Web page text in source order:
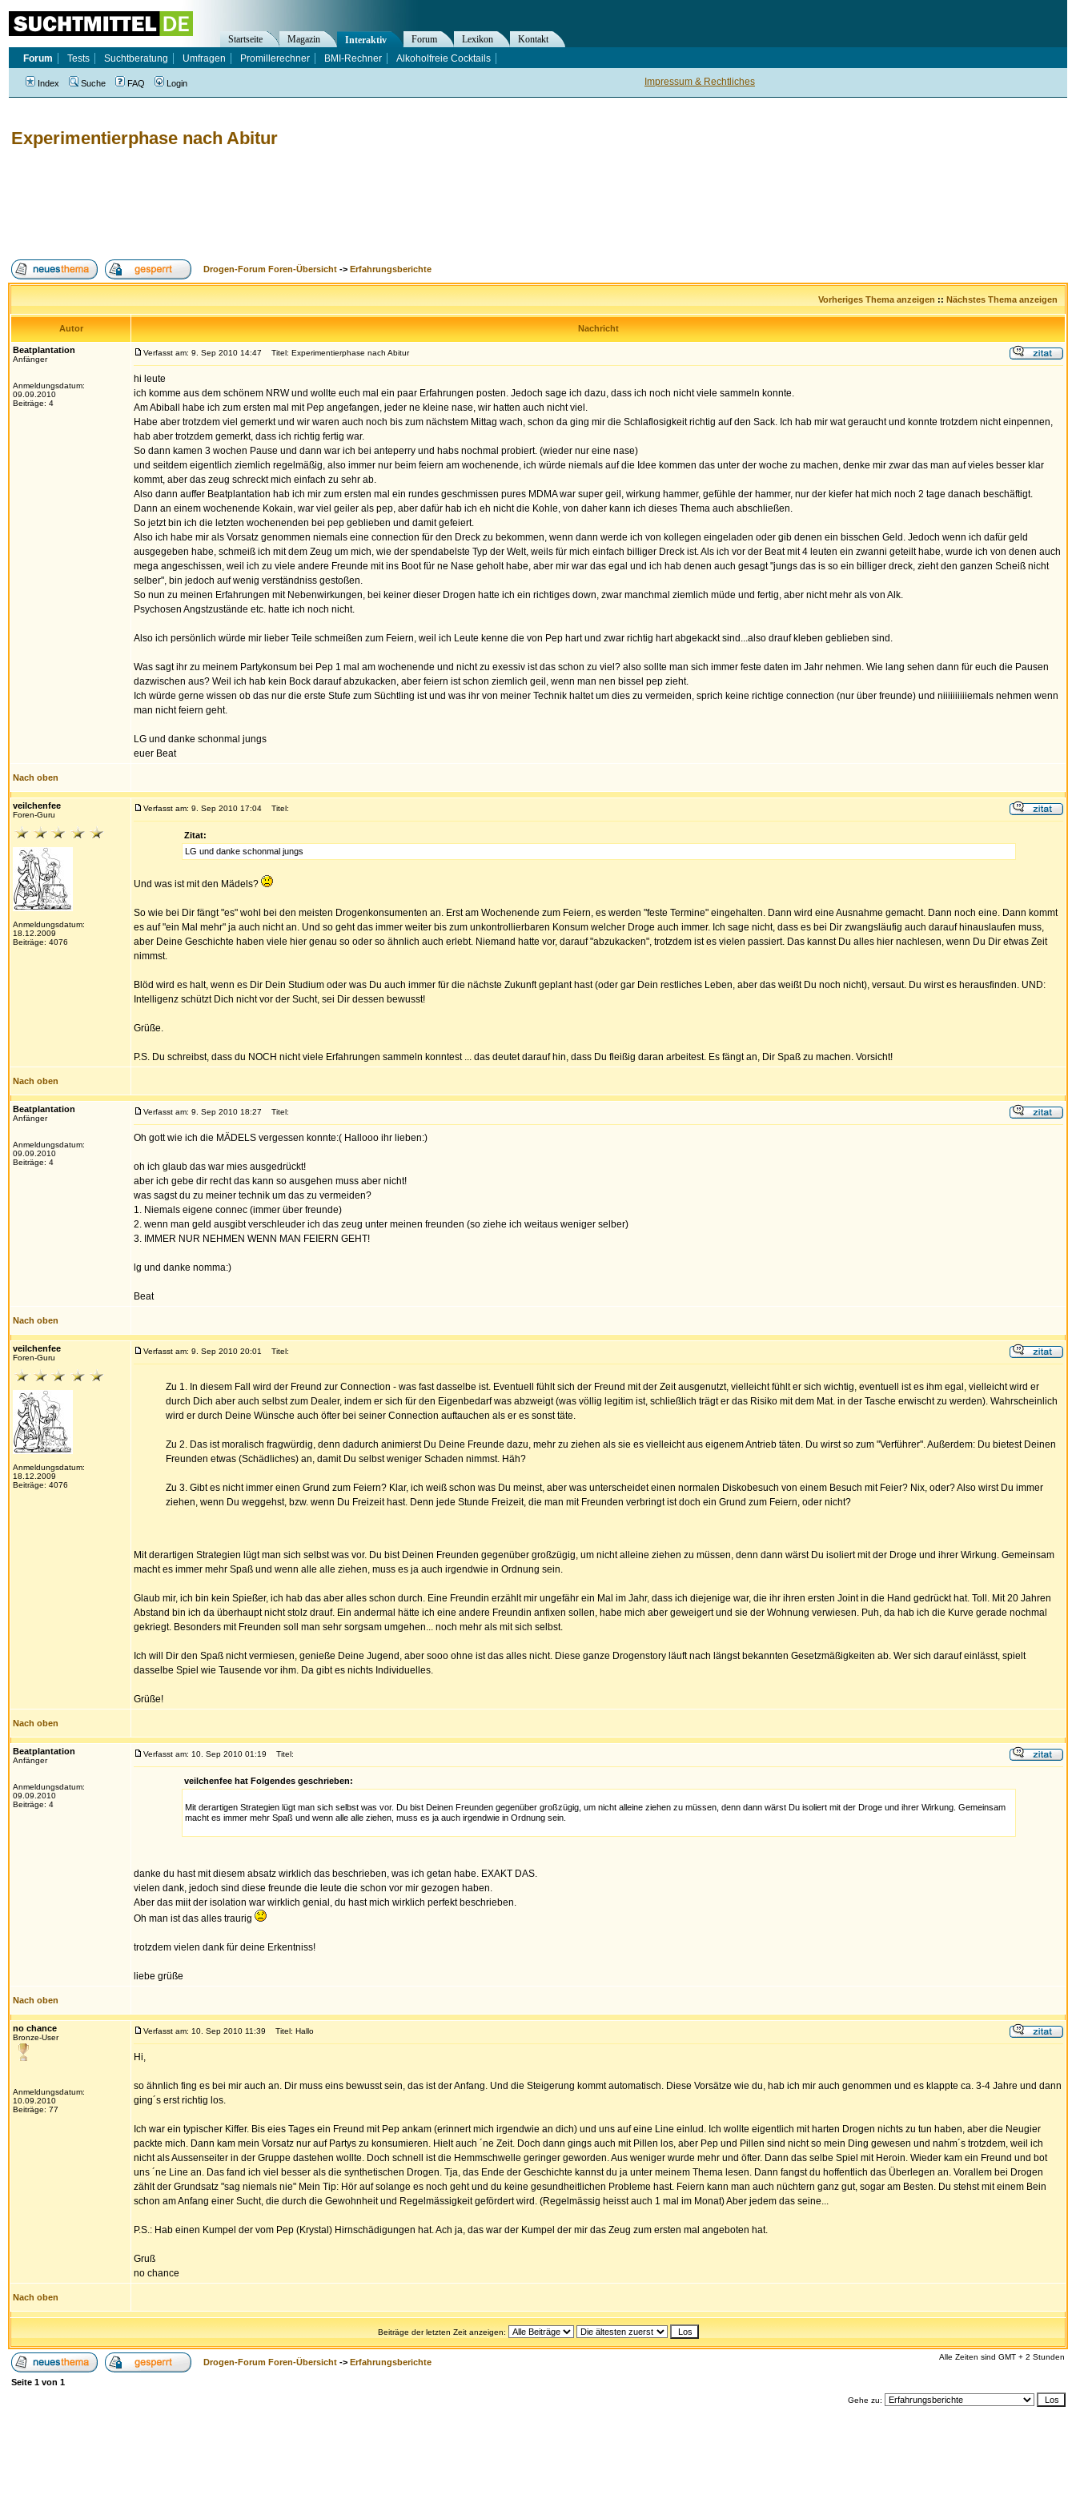
Experimentierphase nach Abitur
Drogen-Forum Foren-Übersicht -> Erfahrungsberichte
Vorheriges Thema anzeigen :: Nächstes Thema anzeigen
Autor Nachricht
Beatplantation
Anfänger
Anmeldungsdatum:
09.09.2010
Beiträge: 4
Verfasst am: 9. Sep 2010 14:47 Titel: Experimentierphase nach Abitur
hi leute
ich komme aus dem schönem NRW und wollte euch mal ein paar Erfahrungen posten. Jedoch sage ich dazu, dass ich noch nicht viele sammeln konnte.
Am Abiball habe ich zum ersten mal mit Pep angefangen, jeder ne kleine nase, wir hatten auch nicht viel.
Habe aber trotzdem viel gemerkt und wir waren auch noch bis zum nächstem Mittag wach, schon da ging mir die Schlaflosigkeit richtig auf den Sack. Ich hab mir wat geraucht und konnte trotzdem nicht einpennen,
hab aber trotzdem gemerkt, dass ich richtig fertig war.
So dann kamen 3 wochen Pause und dann war ich bei anteperry und habs nochmal probiert. (wieder nur eine nase)
und seitdem eigentlich ziemlich regelmäßig, also immer nur beim feiern am wochenende, ich würde niemals auf die Idee kommen das unter der woche zu machen, denke mir zwar das man auf vieles besser klar
kommt, aber das zeug schreckt mich einfach zu sehr ab.
Also dann auffer Beatplantation hab ich mir zum ersten mal ein rundes geschmissen pures MDMA war super geil, wirkung hammer, gefühle der hammer, nur der kiefer hat mich noch 2 tage danach beschäftigt.
Dann an einem wochenende Kokain, war viel geiler als pep, aber dafür hab ich eh nicht die Kohle, von daher kann ich dieses Thema auch abschließen.
So jetzt bin ich die letzten wochenenden bei pep geblieben und damit gefeiert.
Also ich habe mir als Vorsatz genommen niemals eine connection für den Dreck zu bekommen, wenn dann werde ich von kollegen eingeladen oder gib denen ein bisschen Geld. Jedoch wenn ich dafür geld
ausgegeben habe, schmeiß ich mit dem Zeug um mich, wie der spendabelste Typ der Welt, weils für mich einfach billiger Dreck ist. Als ich vor der Beat mit 4 leuten ein zwanni geteilt habe, wurde ich von denen auch
mega angeschissen, weil ich zu viele andere Freunde mit ins Boot für ne Nase geholt habe, aber mir war das egal und ich hab denen auch gesagt "jungs das is so ein billiger dreck, zieht den ganzen Scheiß nicht
selber", bin jedoch auf wenig verständniss gestoßen.
So nun zu meinen Erfahrungen mit Nebenwirkungen, bei keiner dieser Drogen hatte ich ein richtiges down, zwar manchmal ziemlich müde und fertig, aber nicht mehr als von Alk.
Psychosen Angstzustände etc. hatte ich noch nicht.
Also ich persönlich würde mir lieber Teile schmeißen zum Feiern, weil ich Leute kenne die von Pep hart und zwar richtig hart abgekackt sind...also drauf kleben geblieben sind.
Was sagt ihr zu meinem Partykonsum bei Pep 1 mal am wochenende und nicht zu exessiv ist das schon zu viel? also sollte man sich immer feste daten im Jahr nehmen. Wie lang sehen dann für euch die Pausen
dazwischen aus? Weil ich hab kein Bock darauf abzukacken, aber feiern ist schon ziemlich geil, wenn man nen bissel pep zieht.
Ich würde gerne wissen ob das nur die erste Stufe zum Süchtling ist und was ihr von meiner Technik haltet um dies zu vermeiden, sprich keine richtige connection (nur über freunde) und niiiiiiiiiiemals nehmen wenn
man nicht feiern geht.
LG und danke schonmal jungs
euer Beat
Nach oben
veilchenfee
Foren-Guru
Anmeldungsdatum:
18.12.2009
Beiträge: 4076
Verfasst am: 9. Sep 2010 17:04 Titel:
Zitat:
LG und danke schonmal jungs
Und was ist mit den Mädels?
So wie bei Dir fängt "es" wohl bei den meisten Drogenkonsumenten an. Erst am Wochenende zum Feiern, es werden "feste Termine" eingehalten. Dann wird eine Ausnahme gemacht. Dann noch eine. Dann kommt
es auf "ein Mal mehr" ja auch nicht an. Und so geht das immer weiter bis zum unkontrollierbaren Konsum welcher Droge auch immer. Ich sage nicht, dass es bei Dir zwangsläufig auch darauf hinauslaufen muss,
aber Deine Geschichte haben viele hier genau so oder so ähnlich auch erlebt. Niemand hatte vor, darauf "abzukacken", trotzdem ist es vielen passiert. Das kannst Du alles hier nachlesen, wenn Du Dir etwas Zeit
nimmst.
Blöd wird es halt, wenn es Dir Dein Studium oder was Du auch immer für die nächste Zukunft geplant hast (oder gar Dein restliches Leben, aber das weißt Du noch nicht), versaut. Du wirst es herausfinden. UND:
Intelligenz schützt Dich nicht vor der Sucht, sei Dir dessen bewusst!
Grüße.
P.S. Du schreibst, dass du NOCH nicht viele Erfahrungen sammeln konntest ... das deutet darauf hin, dass Du fleißig daran arbeitest. Es fängt an, Dir Spaß zu machen. Vorsicht!
Nach oben
Beatplantation
Anfänger
Anmeldungsdatum:
09.09.2010
Beiträge: 4
Verfasst am: 9. Sep 2010 18:27 Titel:
Oh gott wie ich die MÄDELS vergessen konnte:( Hallooo ihr lieben:)
oh ich glaub das war mies ausgedrückt!
aber ich gebe dir recht das kann so ausgehen muss aber nicht!
was sagst du zu meiner technik um das zu vermeiden?
1. Niemals eigene connec (immer über freunde)
2. wenn man geld ausgibt verschleuder ich das zeug unter meinen freunden (so ziehe ich weitaus weniger selber)
3. IMMER NUR NEHMEN WENN MAN FEIERN GEHT!
lg und danke nomma:)
Beat
Nach oben
veilchenfee
Foren-Guru
Anmeldungsdatum:
18.12.2009
Beiträge: 4076
Verfasst am: 9. Sep 2010 20:01 Titel:
Zu 1. In diesem Fall wird der Freund zur Connection - was fast dasselbe ist. Eventuell fühlt sich der Freund mit der Zeit ausgenutzt, vielleicht fühlt er sich wichtig, eventuell ist es ihm egal, vielleicht wird er
durch Dich aber auch selbst zum Dealer, indem er sich für den Eigenbedarf was abzweigt (was völlig legitim ist, schließlich trägt er das Risiko mit dem Mat. in der Tasche erwischt zu werden). Wahrscheinlich
wird er durch Deine Wünsche auch öfter bei seiner Connection auftauchen als er es sonst täte.
Zu 2. Das ist moralisch fragwürdig, denn dadurch animierst Du Deine Freunde dazu, mehr zu ziehen als sie es vielleicht aus eigenem Antrieb täten. Du wirst so zum "Verführer". Außerdem: Du bietest Deinen
Freunden etwas (Schädliches) an, damit Du selbst weniger Schaden nimmst. Häh?
Zu 3. Gibt es nicht immer einen Grund zum Feiern? Klar, ich weiß schon was Du meinst, aber was unterscheidet einen normalen Diskobesuch von einem Besuch mit Feier? Nix, oder? Also wirst Du immer
ziehen, wenn Du weggehst, bzw. wenn Du Freizeit hast. Denn jede Stunde Freizeit, die man mit Freunden verbringt ist doch ein Grund zum Feiern, oder nicht?
Mit derartigen Strategien lügt man sich selbst was vor. Du bist Deinen Freunden gegenüber großzügig, um nicht alleine ziehen zu müssen, denn dann wärst Du isoliert mit der Droge und ihrer Wirkung. Gemeinsam
macht es immer mehr Spaß und wenn alle alle ziehen, muss es ja auch irgendwie in Ordnung sein.
Glaub mir, ich bin kein Spießer, ich hab das aber alles schon durch. Eine Freundin erzählt mir ungefähr ein Mal im Jahr, dass ich diejenige war, die ihr ihren ersten Joint in die Hand gedrückt hat. Toll. Mit 20 Jahren
Abstand bin ich da überhaupt nicht stolz drauf. Ein andermal hätte ich eine andere Freundin anfixen sollen, habe mich aber geweigert und sie der Wohnung verwiesen. Puh, da hab ich die Kurve gerade nochmal
gekriegt. Besonders mit Freunden soll man sehr sorgsam umgehen... noch mehr als mit sich selbst.
Ich will Dir den Spaß nicht vermiesen, genieße Deine Jugend, aber sooo ohne ist das alles nicht. Diese ganze Drogenstory läuft nach längst bekannten Gesetzmäßigkeiten ab. Wer sich darauf einlässt, spielt
dasselbe Spiel wie Tausende vor ihm. Da gibt es nichts Individuelles.
Grüße!
Nach oben
Beatplantation
Anfänger
Anmeldungsdatum:
09.09.2010
Beiträge: 4
Verfasst am: 10. Sep 2010 01:19 Titel:
veilchenfee hat Folgendes geschrieben:
Mit derartigen Strategien lügt man sich selbst was vor. Du bist Deinen Freunden gegenüber großzügig, um nicht alleine ziehen zu müssen, denn dann wärst Du isoliert mit der Droge und ihrer Wirkung. Gemeinsam
macht es immer mehr Spaß und wenn alle alle ziehen, muss es ja auch irgendwie in Ordnung sein.
danke du hast mit diesem absatz wirklich das beschrieben, was ich getan habe. EXAKT DAS.
vielen dank, jedoch sind diese freunde die leute die schon vor mir gezogen haben.
Aber das miit der isolation war wirklich genial, du hast mich wirklich perfekt beschrieben.
Oh man ist das alles traurig
trotzdem vielen dank für deine Erkentniss!
liebe grüße
Nach oben
no chance
Bronze-User
Anmeldungsdatum:
10.09.2010
Beiträge: 77
Verfasst am: 10. Sep 2010 11:39 Titel: Hallo
Hi,
so ähnlich fing es bei mir auch an. Dir muss eins bewusst sein, das ist der Anfang. Und die Steigerung kommt automatisch. Diese Vorsätze wie du, hab ich mir auch genommen und es klappte ca. 3-4 Jahre und dann
ging´s erst richtig los.
Ich war ein typischer Kiffer. Bis eies Tages ein Freund mit Pep ankam (erinnert mich irgendwie an dich) und uns auf eine Line einlud. Ich wollte eigentlich mit harten Drogen nichts zu tun haben, aber die Neugier
packte mich. Dann kam mein Vorsatz nur auf Partys zu konsumieren. Hielt auch ´ne Zeit. Doch dann gings auch mit Pillen los, aber Pep und Pillen sind nicht so mein Ding gewesen und nahm´s trotzdem, weil ich
nicht als Aussenseiter in der Gruppe dastehen wollte. Doch schnell ist die Hemmschwelle geringer geworden. Aus weniger wurde mehr und öfter. Dann das selbe Spiel mit Heroin. Wieder kam ein Freund und bot
uns ´ne Line an. Das fand ich viel besser als die synthetischen Drogen. Tja, das Ende der Geschichte kannst du ja unter meinem Thema lesen. Dann fangst du hoffentlich das Überlegen an. Vorallem bei Drogen
zählt der Grundsatz "sag niemals nie" Mein Tip: Hör auf solange es noch geht und du keine gesundheitlichen Probleme hast. Feiern kann man auch nüchtern ganz gut, sogar am Besten. Du stehst mit einem Bein
schon am Anfang einer Sucht, die durch die Gewohnheit und Regelmässigkeit gefördert wird. (Regelmässig heisst auch 1 mal im Monat) Aber jedem das seine...
P.S.: Hab einen Kumpel der vom Pep (Krystal) Hirnschädigungen hat. Ach ja, das war der Kumpel der mir das Zeug zum ersten mal angeboten hat.
Gruß
no chance
Nach oben
Beiträge der letzten Zeit anzeigen:
Drogen-Forum Foren-Übersicht -> Erfahrungsberichte
Alle Zeiten sind GMT + 2 Stunden
Seite 1 von 1
Gehe zu:
Impressum & Rechtliches
Startseite Magazin Interaktiv Forum Lexikon
Kontakt
Forum
Tests Suchtberatung Umfragen Promillerechner BMI-Rechner Alkoholfreie Cocktails
Index Suche FAQ Login